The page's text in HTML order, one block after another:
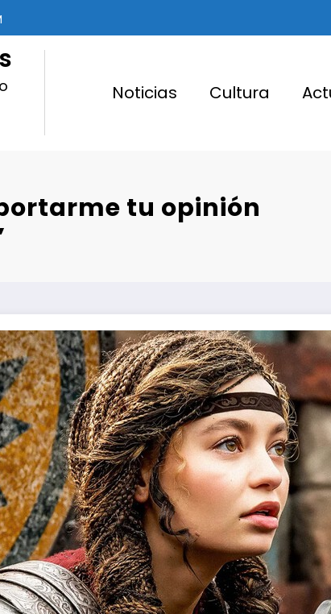
Noticias Cultura
tu opinión